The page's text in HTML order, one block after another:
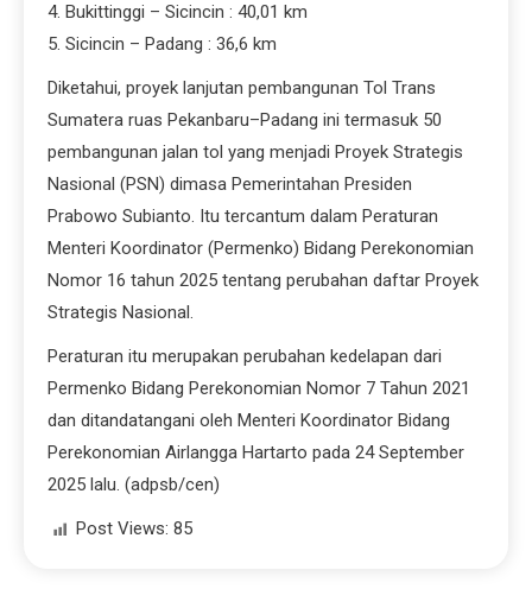
4. Bukittinggi – Sicincin : 40,01 km
5. Sicincin – Padang : 36,6 km
Diketahui, proyek lanjutan pembangunan Tol Trans
Sumatera ruas Pekanbaru–Padang ini termasuk 50
pembangunan jalan tol yang menjadi Proyek Strategis
Nasional (PSN) dimasa Pemerintahan Presiden
Prabowo Subianto. Itu tercantum dalam Peraturan
Menteri Koordinator (Permenko) Bidang Perekonomian
Nomor 16 tahun 2025 tentang perubahan daftar Proyek
Strategis Nasional.
Peraturan itu merupakan perubahan kedelapan dari
Permenko Bidang Perekonomian Nomor 7 Tahun 2021
dan ditandatangani oleh Menteri Koordinator Bidang
Perekonomian Airlangga Hartarto pada 24 September
2025 lalu. (adpsb/cen)
Post Views: 85